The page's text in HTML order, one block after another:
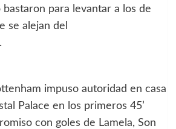
para levantar a los de
se alejan del
impuso autoridad en casa
Palace en los primeros 45’
con goles de Lamela, Son